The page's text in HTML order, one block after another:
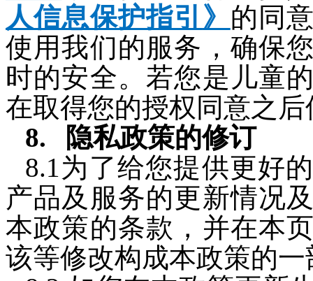
人信息保护指引 》 的同
使用我们的服务，确保
时的安全。若您是儿童
在取得您的授权同意之
隐私政策的修订
8.1为了给您提供更好
产品及服务的更新情况
本政策的条款，并在本
该等修改构成本政策的一